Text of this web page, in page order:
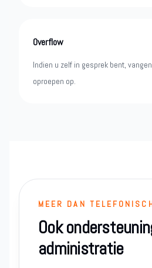
Overflow
Indien u zelf in gesprek bent,
oproepen op.
MEER DAN
Ook
administratie